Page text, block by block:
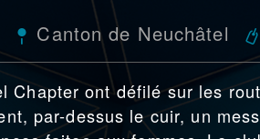
Canton de Neuchâtel
Chapter ont défilé sur les
par-dessus le cuir, un